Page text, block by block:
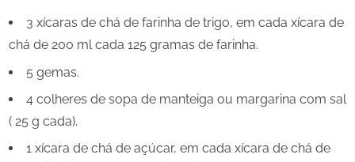
3 xícaras de chá de farinha de trigo, em cada xícara de
chá de 200 ml cada 125 gramas de farinha.
5 gemas.
4 colheres de sopa de manteiga ou margarina com sal
( 25 g cada).
1 xícara de chá de açúcar, em cada xícara de chá de